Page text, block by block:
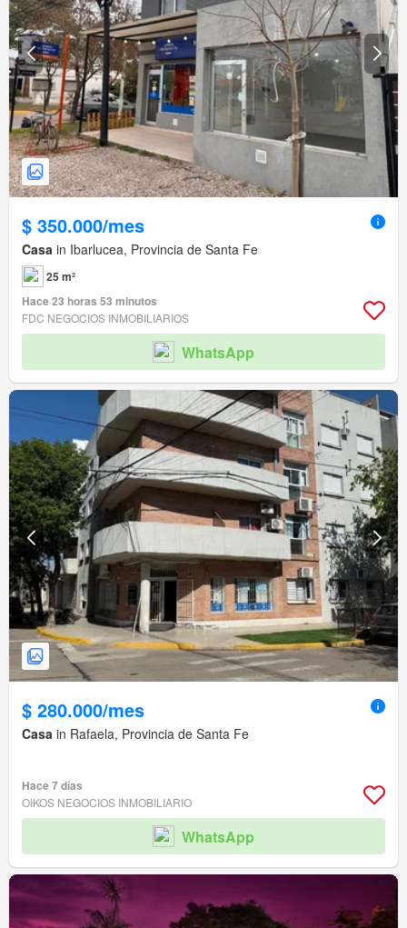
$ 350.000/mes
Casa in Ibarlucea, Provincia de Santa Fe
25 m²
Hace 23 horas 53 minutos
FDC NEGOCIOS INMOBILIARIOS
WhatsApp
$ 280.000/mes
Casa in Rafaela, Provincia de Santa Fe
Hace 7 días
OIKOS NEGOCIOS INMOBILIARIO
WhatsApp